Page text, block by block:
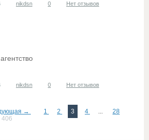
nikdsn 0 Нет отзывов
nikdsn 0 Нет отзывов
→ 1 2 3 4 ...
28
406